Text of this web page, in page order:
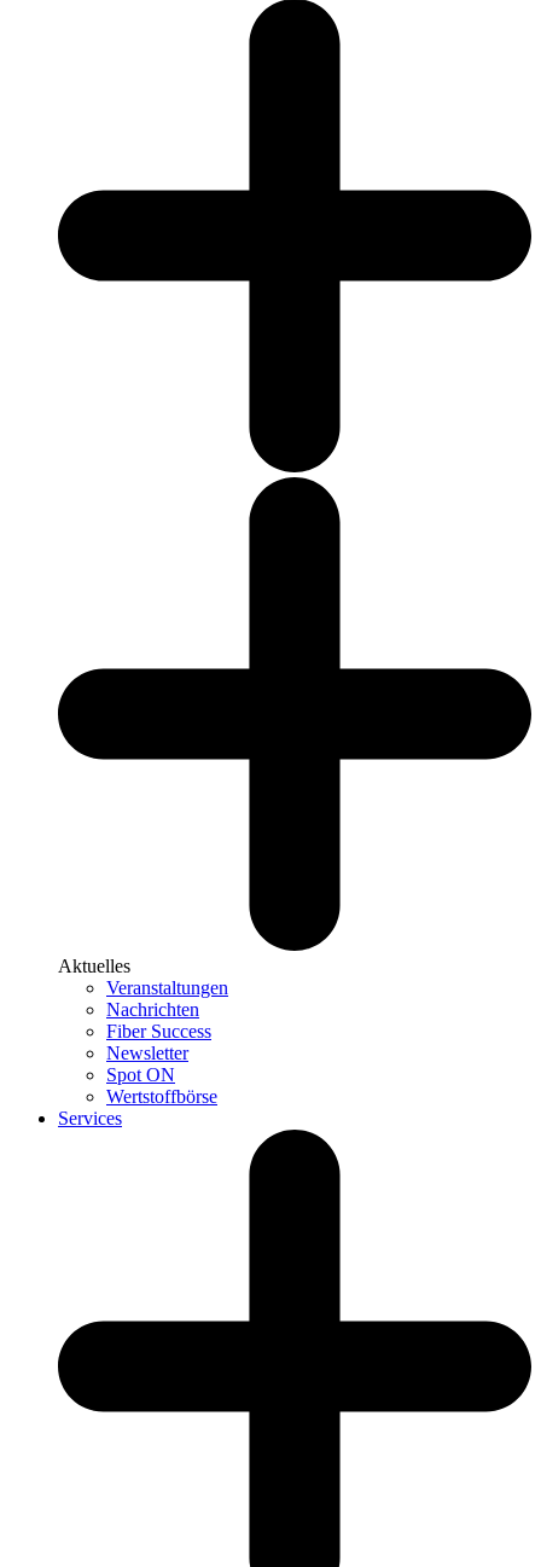
Aktuelles
Veranstaltungen
Nachrichten
Fiber Success
Newsletter
Spot ON
Wertstoffbörse
Services